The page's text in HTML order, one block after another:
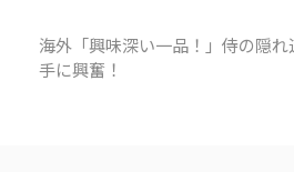
小笠原」の様子を見てみましょ
う。 引 ...
海外「興味深い一品！」侍の隠
手に興奮！